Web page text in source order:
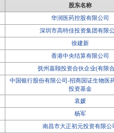
股东名称
华润医药控股有限公司
深圳市高特佳投资集团有限
徐建新
香港中央结算有限公司
抚州嘉颐投资合伙企业(有限
中国银行股份有限公司-招商国证生物医
投资基金
袁媛
杨军
南昌市大正初元投资有限公